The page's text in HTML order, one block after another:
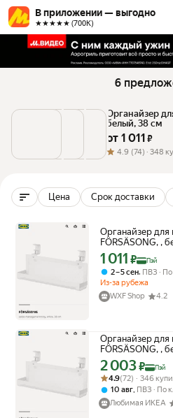
В приложении — выгодно
★★★★★ (700К)
6
Органайзер
белый, 38 см
от 1 011 ₽
4.9 (74) · 348
Цена Срок доставки
Органайзер для
FÖRSÄSONG, ,
Цена с картой
1 011 ₽ Пэй
2 – 5 сен, ПВЗ
Из-за рубежа
WXF Shop
4.2
Органайзер для
FÖRSÄSONG, ,
Цена с картой
2 003₽ Пэй
Рейтинг товара:
Оценок: (72) · 346
4.9(72) · 346
10 авг, ПВЗ
По
Любимая ИКЕА